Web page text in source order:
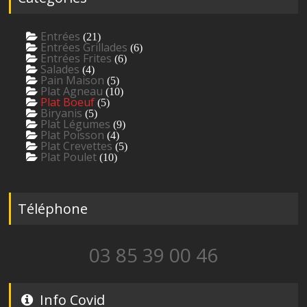
Entrées (21)
Entrées Grillades (6)
Entrées Frites (6)
Salades (4)
Pain Maison (5)
Plat Agneau (10)
Plat Boeuf (5)
Biryanis (5)
Plat Légumes (9)
Plat Poisson (4)
Plat Crevettes (5)
Plat Poulet (10)
Téléphone
03 85 39 00 46
Info Covid